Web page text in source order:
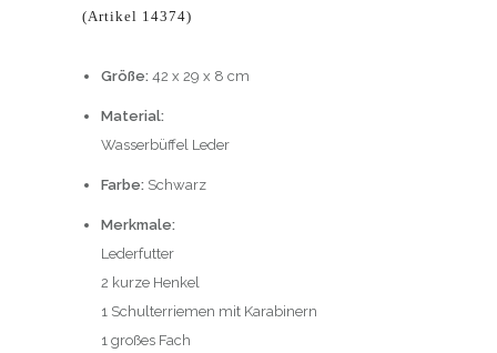
(Artikel 14374)
Größe: 42 x 29 x 8 cm
Material:
Wasserbüffel Leder
Farbe: Schwarz
Merkmale:
Lederfutter
2 kurze Henkel
1 Schulterriemen mit Karabinern
1 großes Fach